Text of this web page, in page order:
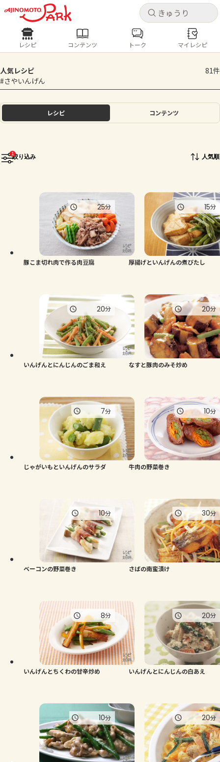
キャ
ログインするとレシピを保存できます
ホーム
トーク
よくあるお問い合わせ
お買い物
キャ
レシピ コンテンツ
人気の食材・レシピ
きゅうり とうもろこし
レシピ コンテンツ トーク マイレシピ
人気レシピ
81件
#さやいんげん
レシピ コンテンツ
1絞り込み 人気順
豚こま切れ肉で作る肉豆腐
25分
厚揚げといんげんの煮びたし
15分
いんげんとにんじんのごま和え
20分
なすと豚肉のみそ炒め
20分
じゃがいもといんげんのサラダ
7分
牛肉の野菜巻き
10分
ベーコンの野菜巻き
10分
さばの南蛮漬け
30分
いんげんとちくわの甘辛炒め
8分
いんげんとにんじんの白あえ
20分
10分 20分